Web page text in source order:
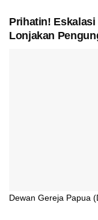
Prihatin!
Lonjakan
Dewan Gereja Papua